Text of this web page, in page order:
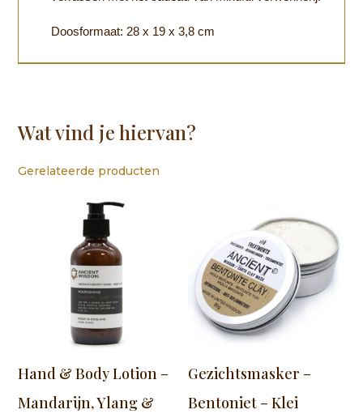
Doosformaat: 28 x 19 x 3,8 cm
Wat vind je hiervan?
Gerelateerde producten
Hand & Body Lotion –
Mandarijn, Ylang &
Gezichtsmasker –
Bentoniet – Klei